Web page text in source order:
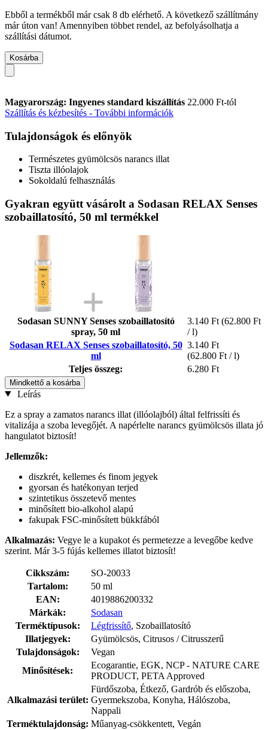
Ebből a termékből már csak 8 db elérhető. A következő szállítmány
már úton van! Amennyiben többet rendel, az befolyásolhatja a
szállítási dátumot.
Kosárba
Magyarország: Ingyenes standard kiszállítás 22.000 Ft-tól
Szállítás és kézbesítés - További információk
Tulajdonságok és előnyök
Természetes gyümölcsös narancs illat
Tiszta illóolajok
Sokoldalú felhasználás
Gyakran együtt vásárolt a Sodasan RELAX Senses
szobaillatosító, 50 ml termékkel
Sodasan SUNNY Senses szobaillatosító
spray, 50 ml
3.140 Ft (62.800 Ft
/ l)
Sodasan RELAX Senses szobaillatosító, 50
ml
3.140 Ft
(62.800 Ft / l)
Teljes összeg:
6.280 Ft
Mindkettő a kosárba
Leírás
Ez a spray a zamatos narancs illat (illóolajból) által felfrissíti és
vitalizája a szoba levegőjét. A napérlelte narancs gyümölcsös illata jó
hangulatot biztosít!
Jellemzők:
diszkrét, kellemes és finom jegyek
gyorsan és hatékonyan terjed
szintetikus összetevő mentes
minősített bio-alkohol alapú
fakupak FSC-minősített bükkfából
Alkalmazás: Vegye le a kupakot és permetezze a levegőbe kedve
szerint. Már 3-5 fújás kellemes illatot biztosít!
Cikkszám:
SO-20033
Tartalom:
50 ml
EAN:
4019886200332
Márkák:
Sodasan
Terméktípusok:
Légfrissítő, Szobaillatosító
Illatjegyek:
Gyümölcsös, Citrusos / Citrusszerű
Tulajdonságok:
Vegan
Minősítések:
Ecogarantie, EGK, NCP - NATURE CARE
PRODUCT, PETA Approved
Alkalmazási terület:
Fürdőszoba, Étkező, Gardrób és előszoba,
Gyermekszoba, Konyha, Hálószoba,
Nappali
Terméktulajdonság: Műanyag-csökkentett, Vegán